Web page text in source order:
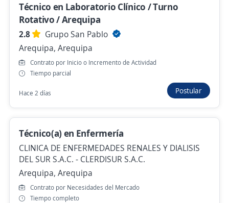
Empleo destacado
Analista De Laboratorio De Fluidos
4,6
Ferreyros
La Joya, Arequipa
Ayer
Empleo destacado
Operador de Laboratorio Metalúrgico
SOLEIL METALS
Yauca, Arequipa
Hace 2 días
Técnico en Laboratorio Clínico / Turno
Rotativo / Arequipa
2.8
Grupo San Pablo
Arequipa, Arequipa
Contrato por Inicio o Incremento de Actividad
Tiempo parcial
Hace 2 días Postular
Técnico(a) en Enfermería
CLINICA DE ENFERMEDADES RENALES Y DIALISIS
DEL SUR S.A.C. - CLERDISUR S.A.C.
Arequipa, Arequipa
Contrato por Necesidades del Mercado
Tiempo completo